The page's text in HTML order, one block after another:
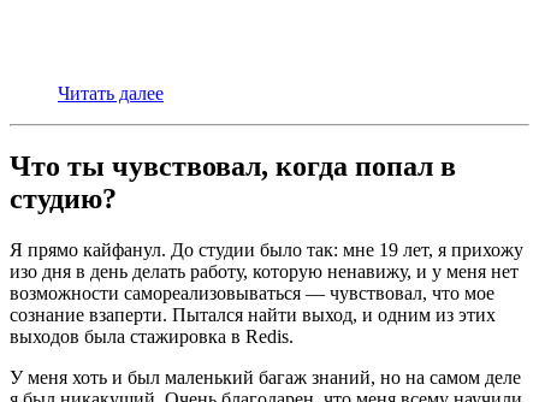
Читать далее
Что ты чувствовал, когда попал в
студию?
Я прямо кайфанул. До студии было так: мне 19 лет, я прихожу
изо дня в день делать работу, которую ненавижу, и у меня нет
возможности самореализовываться — чувствовал, что мое
сознание взаперти. Пытался найти выход, и одним из этих
выходов была стажировка в Redis.
У меня хоть и был маленький багаж знаний, но на самом деле